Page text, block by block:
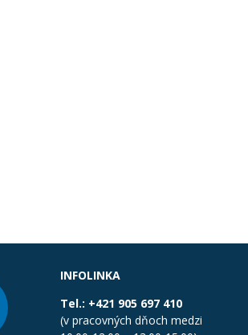
INFOLINKA
Tel.: +421 905 697 410
(v pracovných dňoch medzi